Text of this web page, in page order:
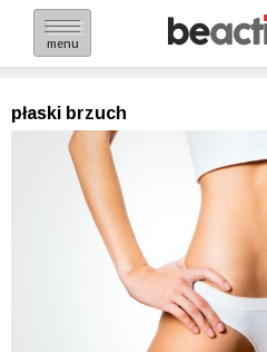
menu
płaski brzuch